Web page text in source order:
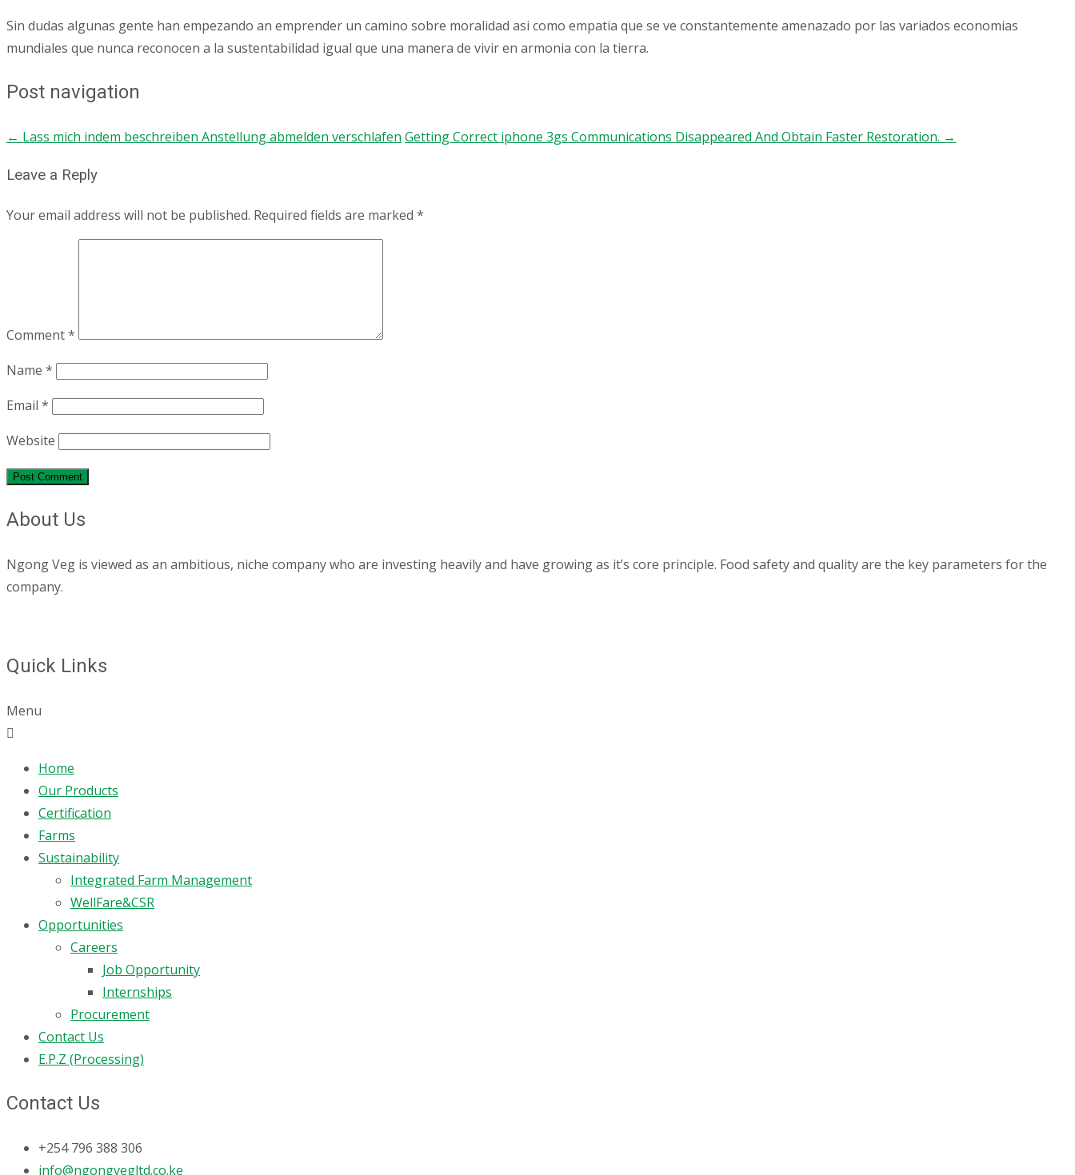
Sin dudas algunas gente han empezando an emprender un camino sobre moralidad asi­ como empatia que se ve constantemente amenazado por las variados economias
mundiales que nunca reconocen a la sustentabilidad igual que una manera de vivir en armonia con la tierra.
Post navigation
← Lass mich indem beschreiben Anstellung abmelden verschlafen Getting Correct iphone 3gs Communications Disappeared And Obtain Faster Restoration. →
Leave a Reply
Your email address will not be published. Required fields are marked *
Comment*
Name *
Email *
Website
About Us
Ngong Veg is viewed as an ambitious, niche company who are investing heavily and have growing as it’s core principle. Food safety and quality are the key parameters for the
company.
Quick Links
Menu
Home
Our Products
Certification
Farms
Sustainability
Integrated Farm Management
WellFare&CSR
Opportunities
Careers
Job Opportunity
Internships
Procurement
Contact Us
E.P.Z (Processing)
Contact Us
+254 796 388 306
info@ngongvegltd.co.ke